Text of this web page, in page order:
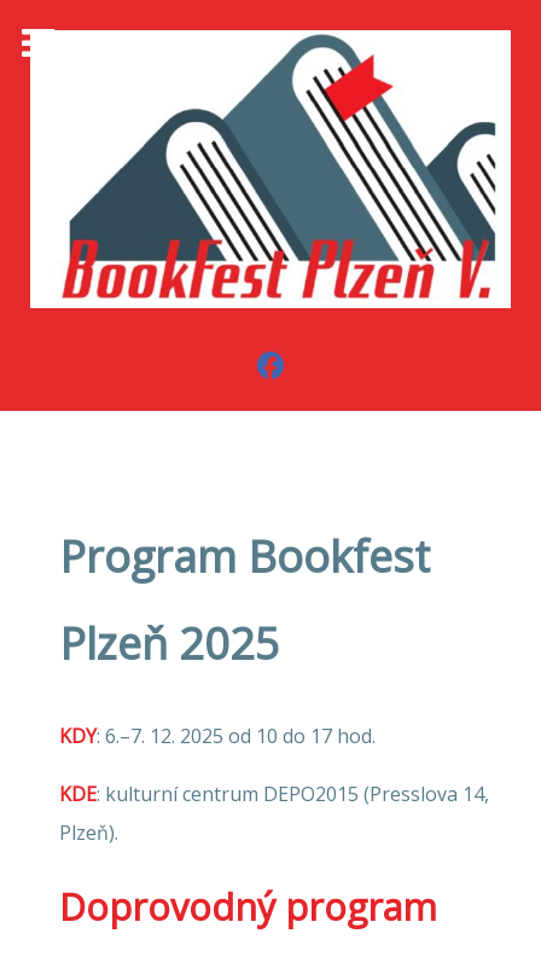
Program Bookfest
Plzeň 2025
KDY: 6.–7. 12. 2025 od 10 do 17 hod.
KDE: kulturní centrum DEPO2015 (Presslova 14,
Plzeň).
Doprovodný program